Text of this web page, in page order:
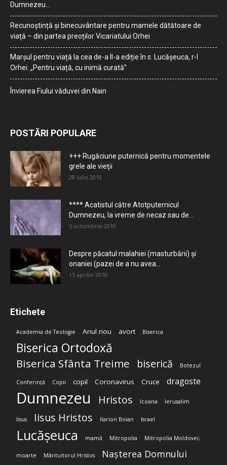
Dumnezeu…
Recunoștință și binecuvântare pentru mamele dătătoare de
viață – din partea preoților Vicariatului Orhei
Marșul pentru viață la cea de-a II-a ediție în s. Lucășeuca, r-l
Orhei: „Pentru viață, cu inimă curată”
Învierea Fiului văduvei din Nain
POSTĂRI POPULARE
+++ Rugăciune puternică pentru momentele
grele ale vieţii
28 iulie 2010
**** Acatistul către Atotputernicul
Dumnezeu, la vreme de necaz sau de...
5 octombrie 2010
Despre păcatul malahiei (masturbării) şi
onaniei (pazei de a nu avea...
15 aprilie 2010
Etichete
Academia de Teologie Anul nou avort Biserica
Biserica Ortodoxă
Biserica Sfânta Treime biserică Botezul
Conferință Copii copil Coronavirus Cruce dragoste
Dumnezeu Hristos Icoana Ierusalim
Iisus Iisus Hristos Ilarion Boian Israel
Lucășeuca mamă Mitropolia Mitropolia Moldovei;
moarte Mântuitorul Hristos Nașterea Domnului